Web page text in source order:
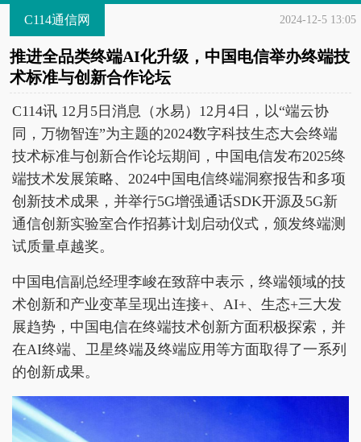
C114通信网 2024-12-5 13:05
推进全品类终端AI化升级，中国电信举办终端技
术标准与创新合作论坛
C114讯 12月5日消息（水易）12月4日，以“端云协
同，万物智连”为主题的2024数字科技生态大会终端
技术标准与创新合作论坛期间，中国电信发布2025终
端技术发展策略、2024中国电信终端洞察报告和多项
创新技术成果，并举行5G增强通话SDK开源及5G新
通信创新实验室合作招募计划启动仪式，颁发终端测
试质量卓越奖。
中国电信副总经理李峻在致辞中表示，终端领域的技
术创新和产业变革呈现出连接+、AI+、生态+三大发
展趋势，中国电信在终端技术创新方面积极探索，并
在AI终端、卫星终端及终端应用等方面取得了一系列
的创新成果。